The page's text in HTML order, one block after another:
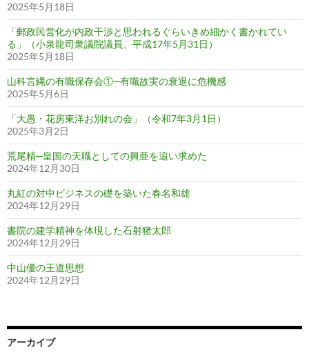
2025年5月18日
「郵政民営化が内政干渉と思われるぐらいきめ細かく書かれてい
る」（小泉龍司衆議院議員、平成17年5月31日）
2025年5月18日
山科言縄の有職保存会①─有職故実の衰退に危機感
2025年5月6日
「大愚・花房東洋お別れの会」（令和7年3月1日）
2025年3月2日
荒尾精─皇国の天職としての興亜を追い求めた
2024年12月30日
丸紅の対中ビジネスの礎を築いた春名和雄
2024年12月29日
書院の建学精神を体現した石射猪太郎
2024年12月29日
中山優の王道思想
2024年12月29日
アーカイブ